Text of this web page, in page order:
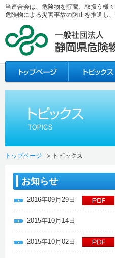
当連合会は、危険物を貯蔵、取扱う様
危険物による災害事故の防止を推進し
トップページ トピックス
お知らせ
2016年09月29日
2015年10月14日
2015年10月02日